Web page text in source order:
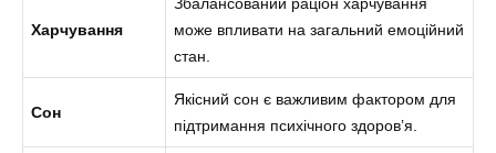
Харчування
може впливати на загальний емоційний
стан.
Сон
Якісний сон є важливим фактором для
підтримання психічного здоров’я.